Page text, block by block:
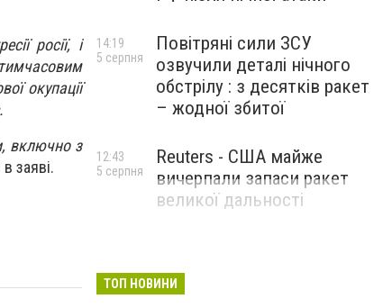
росії, і
окупації
включно з
заяві.
Повітряні сили ЗСУ
озвучили деталі нічного
обстрілу : з десятків ракет
– жодної збитої
14:19
5 серпня
Reuters - США майже
вичерпали запаси ракет
великої дальності
12:43
5 серпня
ТОП НОВИНИ